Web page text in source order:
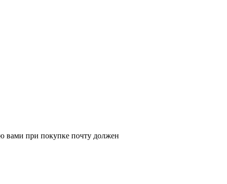
вами при покупке почту должен